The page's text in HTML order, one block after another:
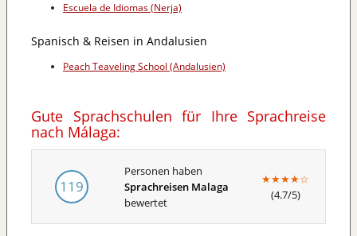
Escuela de Idiomas (Nerja)
Spanisch & Reisen in Andalusien
Peach Teaveling School (Andalusien)
Gute Sprachschulen für Ihre Sprachreise
nach Málaga:
119
Personen haben
Sprachreisen Malaga
bewertet
★★★★☆
(4.7/5)